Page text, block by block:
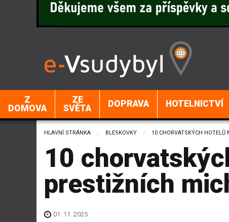
Z
DOMOVA
ZE
SVĚTA
DOPRAVA HOTELNICTVÍ
HLAVNÍ STRÁNKA BLESKOVKY CURRENT:
10 CHORVATSKÝCH
10
prestižních
01. 11. 2025